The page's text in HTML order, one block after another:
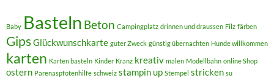
Baby Basteln Beton Campingplatz drinnen und draussen Filz färben
GipsGlückwunschkarte guter Zweck günstig übernachten Hunde willkommen
karten Karten basteln Kinder Kranz kreativ malen Modellbahn online Shop
ostern Parenaspfotenhilfe schweiz stampin up Stempel stricken su